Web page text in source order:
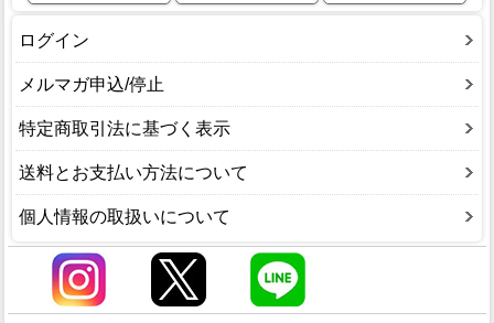
ログイン
メルマガ申込/停止
特定商取引法に基づく表示
送料とお支払い方法について
個人情報の取扱いについて